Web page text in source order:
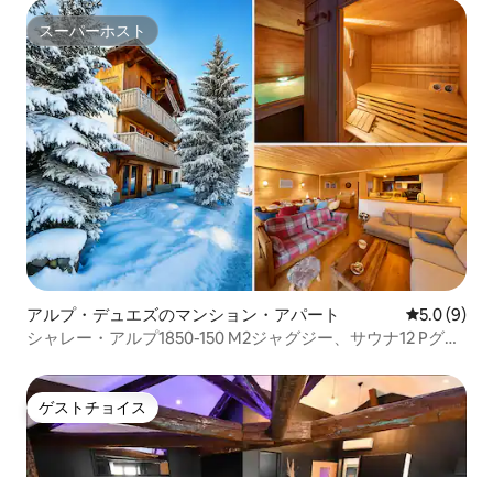
スーパーホスト
スーパーホスト
アルプ・デュエズのマンション・アパート レビュー9
5.0 (9)
シャレー・アルプ1850-150 M2ジャグジー、サウナ12 Pグラ
ゲストチョイス
ゲストチョイス